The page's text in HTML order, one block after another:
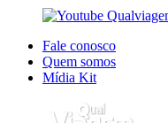
Fale conosco
Quem somos
Mídia Kit